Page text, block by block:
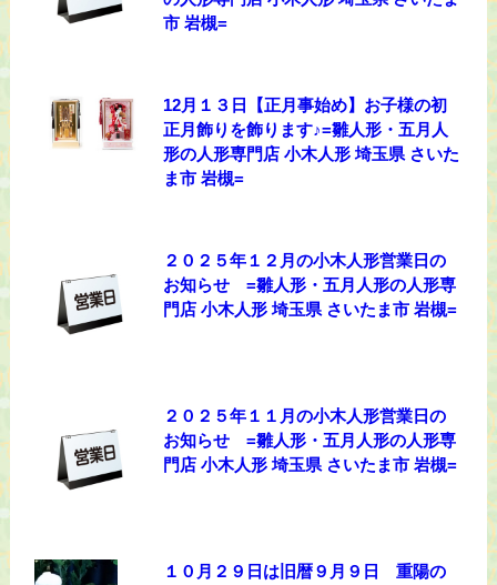
市 岩槻=
12月１３日【正月事始め】お子様の初
正月飾りを飾ります♪=雛人形・五月人
形の人形専門店 小木人形 埼玉県 さいた
ま市 岩槻=
２０２５年１２月の小木人形営業日の
お知らせ =雛人形・五月人形の人形専
門店 小木人形 埼玉県 さいたま市 岩槻=
２０２５年１１月の小木人形営業日の
お知らせ =雛人形・五月人形の人形専
門店 小木人形 埼玉県 さいたま市 岩槻=
１０月２９日は旧暦９月９日 重陽の